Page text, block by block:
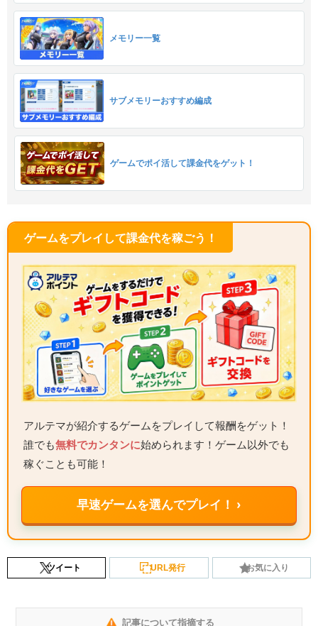
メモリー一覧
サブメモリーおすすめ編成
ゲームでポイ活して課金代をゲット！
ゲームをプレイして課金代を稼ごう！
アルテマが紹介するゲームをプレイして報酬をゲット！
誰でも無料でカンタンに始められます！ゲーム以外でも
稼ぐことも可能！
早速ゲームを選んでプレイ！ ›
ツイート URL発行 お気に入り
記事について指摘する